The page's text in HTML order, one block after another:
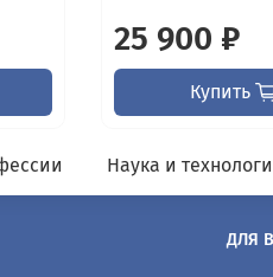
25 900 ₽
Купить
Наука и
ДЛЯ